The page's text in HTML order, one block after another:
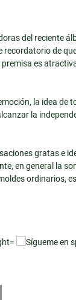
del reciente
de
es
la idea de
la
gratas e
en general la
ordinarios,